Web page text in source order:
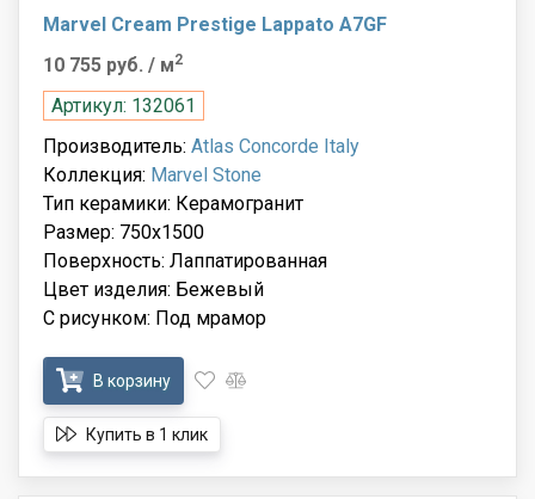
Marvel Cream Prestige Lappato A7GF
10 755 руб. / м2
Артикул: 132061
Производитель: Atlas Concorde Italy
Коллекция: Marvel Stone
Тип керамики: Керамогранит
Размер: 750x1500
Поверхность: Лаппатированная
Цвет изделия: Бежевый
С рисунком: Под мрамор
В корзину
Купить в 1 клик